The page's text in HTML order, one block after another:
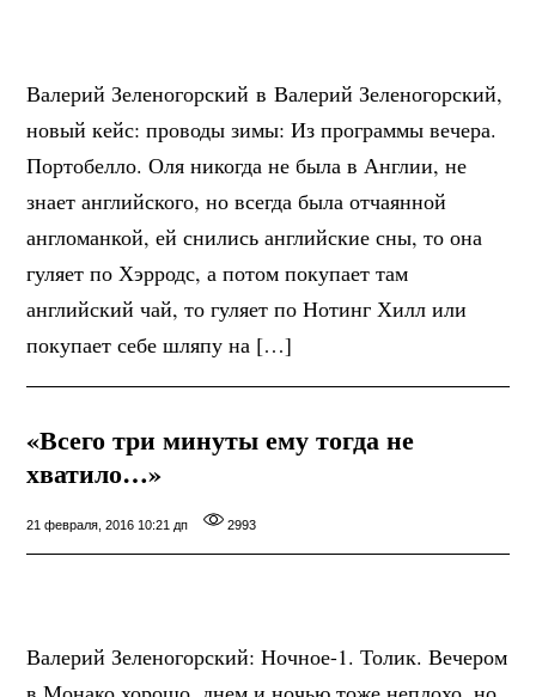
Валерий Зеленогорский‎ в Валерий Зеленогорский,
новый кейс: проводы зимы: Из программы вечера.
Портобелло. Оля никогда не была в Англии, не
знает английского, но всегда была отчаянной
англоманкой, ей снились английские сны, то она
гуляет по Хэрродс, а потом покупает там
английский чай, то гуляет по Нотинг Хилл или
покупает себе шляпу на […]
«Всего три минуты ему тогда не
хватило…»
21 февраля, 2016 10:21 дп 2993
Валерий Зеленогорский: Ночное-1. Толик. Вечером